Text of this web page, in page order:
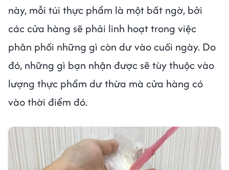
này, mỗi túi thực phẩm là một bất ngờ, bởi
các cửa hàng sẽ phải linh hoạt trong việc
phân phối những gì còn dư vào cuối ngày. Do
đó, những gì bạn nhận được sẽ tùy thuộc vào
lượng thực phẩm dư thừa mà cửa hàng có
vào thời điểm đó.